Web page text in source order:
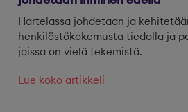
Hartelassa johdetaan ja
henkilöstökokemusta tiedolla ja
joissa on vielä tekemistä.
Lue koko artikkeli